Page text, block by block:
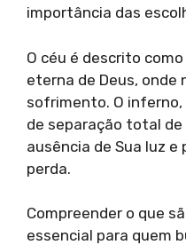
importância das
O céu é descrito
eterna de Deus, onde
sofrimento. O
de separação total de
ausência de Sua luz
perda.
Compreender o que
essencial para quem